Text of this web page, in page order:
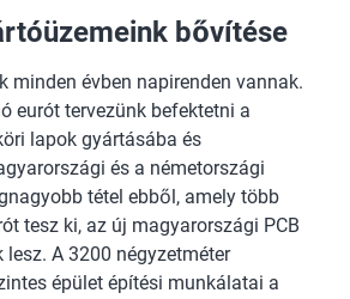
bővítése
minden évben napirenden vannak.
eurót tervezünk befektetni a
lapok gyártásába és
és a németországi
tétel ebből, amely több
tesz ki, az új magyarországi PCB
A 3200 négyzetméter
épület építési munkálatai a